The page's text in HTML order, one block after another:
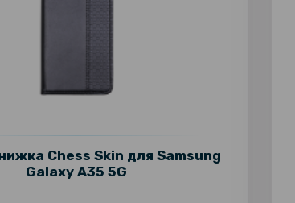
Chess Skin для Samsung
Galaxy A35 5G